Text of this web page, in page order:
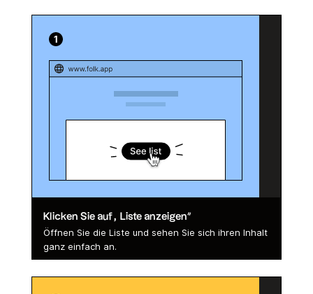
Klicken Sie auf „Liste anzeigen“
Öffnen Sie die Liste und sehen Sie sich ihren Inhalt
ganz einfach an.